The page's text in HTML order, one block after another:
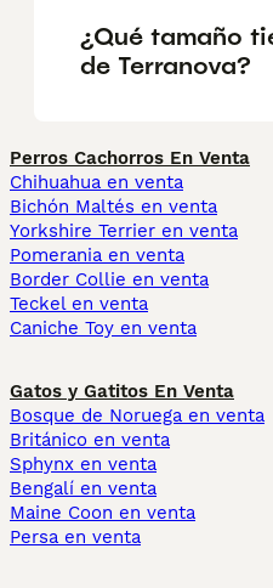
¿Qué tamaño
de Terranova?
Perros Cachorros En Venta
Chihuahua en venta
Bichón Maltés en venta
Yorkshire Terrier en venta
Pomerania en venta
Border Collie en venta
Teckel en venta
Caniche Toy en venta
Gatos y Gatitos En Venta
Bosque de Noruega en venta
Británico en venta
Sphynx en venta
Bengalí en venta
Maine Coon en venta
Persa en venta